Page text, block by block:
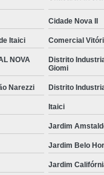
Cidade Nova II
Itaici Comercial
NOVA
Distrito
Giomi
Narezzi Distrito
Itaici
Jardim
Jardim Belo
Jardim